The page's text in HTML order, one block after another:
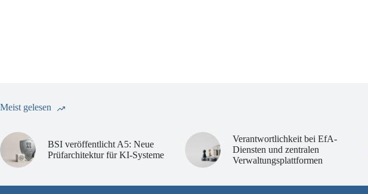
Meist gelesen
BSI veröffentlicht A5: Neue
Prüfarchitektur für KI-Systeme
Verantwortlichkeit bei EfA-
Diensten und zentralen
Verwaltungsplattformen